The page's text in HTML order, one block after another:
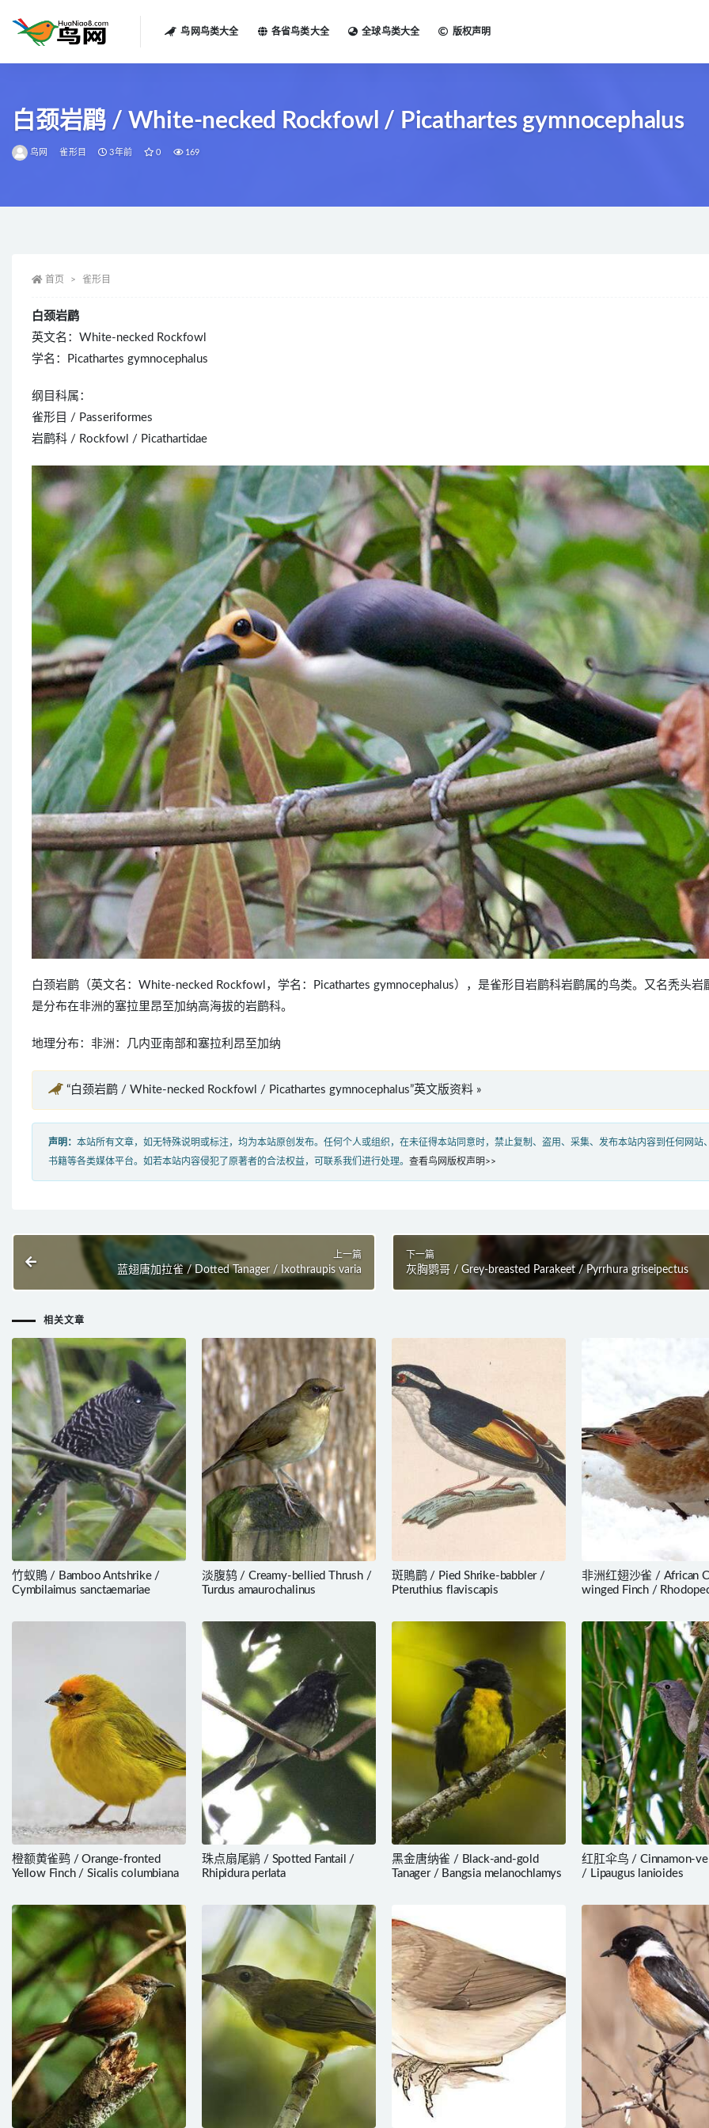
鸟网鸟类大全 各省鸟类大全 全球鸟类大全 版权声明
白颈岩鹛 / White-necked Rockfowl / Picathartes gymnocephalus
鸟网 雀形目 3年前 0 169
首页 雀形目
白颈岩鹛
英文名：White-necked Rockfowl
学名：Picathartes gymnocephalus
纲目科属：
雀形目 / Passeriformes
岩鹛科 / Rockfowl / Picathartidae
白颈岩鹛（英文名：White-necked Rockfowl，学名：Picathartes gymnocephalus），是雀形目岩鹛科岩鹛属的鸟类。又名秃头岩
是分布在非洲的塞拉里昂至加纳高海拔的岩鹛科。
地理分布：非洲：几内亚南部和塞拉利昂至加纳
“白颈岩鹛 / White-necked Rockfowl / Picathartes gymnocephalus”英文版资料 »
声明： 本站所有文章，如无特殊说明或标注，均为本站原创发布。任何个人或组织，在未征得本站同意时，禁止复制、盗用、采集、发布本站内容到任何网站
书籍等各类媒体平台。如若本站内容侵犯了原著者的合法权益，可联系我们进行处理。 查看鸟网版权声明>>
上一篇
蓝翅唐加拉雀 / Dotted Tanager / Ixothraupis varia
下一篇
灰胸鹦哥 / Grey-breasted Parakeet / Pyrrhura griseipectus
相关文章
竹蚁鵙 / Bamboo Antshrike /
Cymbilaimus sanctaemariae
淡腹鸫 / Creamy-bellied Thrush /
Turdus amaurochalinus
斑鵙鹛 / Pied Shrike-babbler /
Pteruthius flaviscapis
非洲红翅沙雀 / African
winged Finch /
橙额黄雀鹀 / Orange-fronted
Yellow Finch / Sicalis columbiana
珠点扇尾鹟 / Spotted Fantail /
Rhipidura perlata
黑金唐纳雀 / Black-and-gold
Tanager / Bangsia melanochlamys
红肛伞鸟 / Cinnamon-
/ Lipaugus lanioides